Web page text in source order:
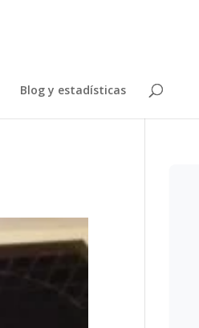
Blog y estadísticas